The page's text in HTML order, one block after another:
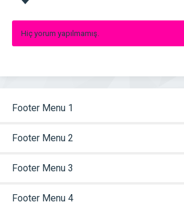
Hiç yorum yapılmamış.
Footer Menu 1
Footer Menu 2
Footer Menu 3
Footer Menu 4